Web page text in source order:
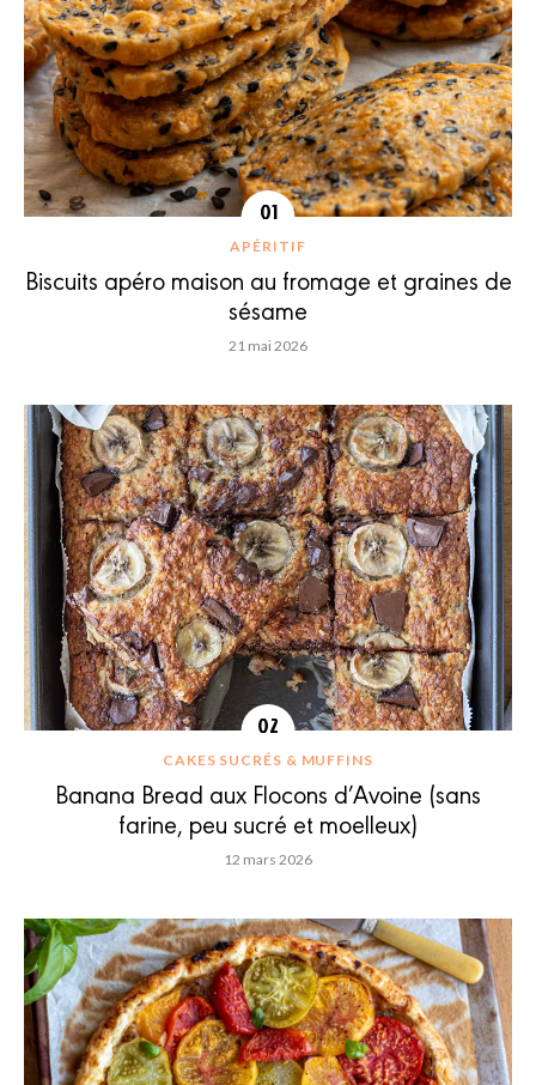
APÉRITIF
Biscuits apéro maison au fromage et graines de
sésame
21 mai 2026
CAKES SUCRÉS & MUFFINS
Banana Bread aux Flocons d’Avoine (sans
farine, peu sucré et moelleux)
12 mars 2026